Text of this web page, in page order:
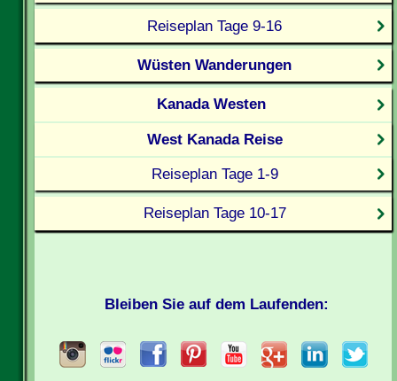
Reiseplan Tage 9-16
Wüsten Wanderungen
Kanada Westen
West Kanada Reise
Reiseplan Tage 1-9
Reiseplan Tage 10-17
Bleiben Sie auf dem Laufenden: